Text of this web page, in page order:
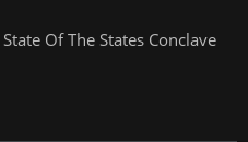
State Of The States Conclave